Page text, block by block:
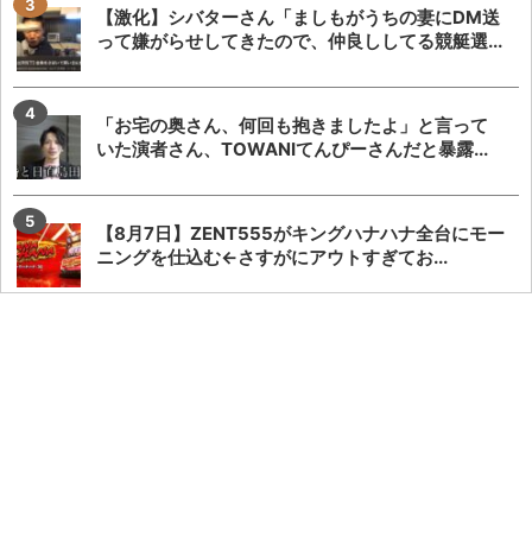
【激化】シバターさん「ましもがうちの妻にDM送
って嫌がらせしてきたので、仲良ししてる競艇選...
「お宅の奥さん、何回も抱きましたよ」と言って
いた演者さん、TOWANIてんぴーさんだと暴露...
【8月7日】ZENT555がキングハナハナ全台にモー
ニングを仕込む←さすがにアウトすぎてお...